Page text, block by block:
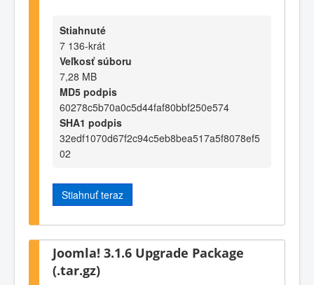
Stiahnuté
7 136-krát
Veľkosť súboru
7,28 MB
MD5 podpis
60278c5b70a0c5d44faf80bbf250e574
SHA1 podpis
32edf1070d67f2c94c5eb8bea517a5f8078ef5
02
Stiahnuť teraz
Joomla! 3.1.6 Upgrade Package
(.tar.gz)